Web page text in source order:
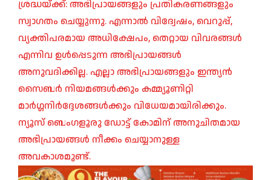
ശ്രദ്ധയ്ക്ക്: അഭിപ്രായങ്ങളും പ്രതികരണങ്ങളും
സ്വാഗതം ചെയ്യുന്നു. എന്നാൽ വിദ്വേഷം, വെറുപ്പ്,
വ്യക്തിപരമായ അധിക്ഷേപം, തെറ്റായ വിവരങ്ങൾ
എന്നിവ ഉൾപ്പെടുന്ന അഭിപ്രായങ്ങൾ
അനുവദിക്കില്ല. എല്ലാ അഭിപ്രായങ്ങളും ഇന്ത്യൻ
സൈബർ നിയമങ്ങൾക്കും കമ്മ്യൂണിറ്റി
മാർഗ്ഗനിർദ്ദേശങ്ങൾക്കും വിധേയമായിരിക്കും.
ന്യൂസ് ബെംഗളൂരു ഡോട്ട് കോമിന് അനുചിതമായ
അഭിപ്രായങ്ങൾ നീക്കം ചെയ്യാനുള്ള
അവകാശമുണ്ട്.